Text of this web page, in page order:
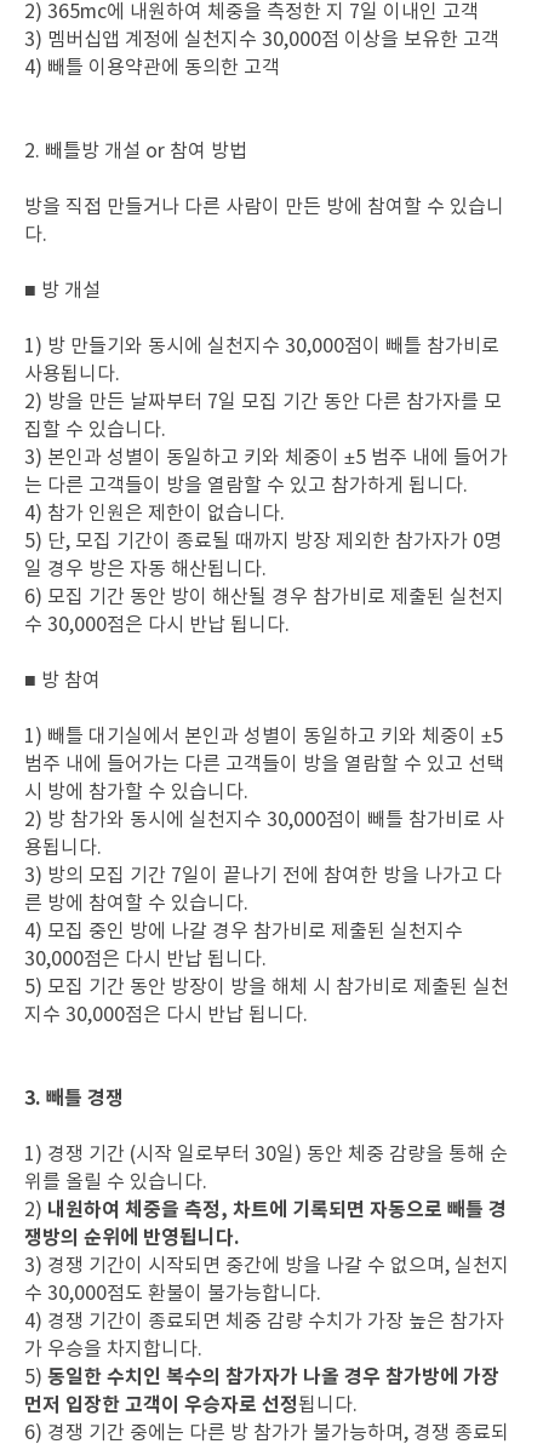
2) 365mc에 내원하여 체중을 측정한 지 7일 이내인 고객
3) 멤버십앱 계정에 실천지수 30,000점 이상을 보유한 고객
4) 빼틀 이용약관에 동의한 고객
2. 빼틀방 개설 or 참여 방법
방을 직접 만들거나 다른 사람이 만든 방에 참여할 수 있습니
다.
■ 방 개설
1) 방 만들기와 동시에 실천지수 30,000점이 빼틀 참가비로
사용됩니다.
2) 방을 만든 날짜부터 7일 모집 기간 동안 다른 참가자를 모
집할 수 있습니다.
3) 본인과 성별이 동일하고 키와 체중이 ±5 범주 내에 들어가
는 다른 고객들이 방을 열람할 수 있고 참가하게 됩니다.
4) 참가 인원은 제한이 없습니다.
5) 단, 모집 기간이 종료될 때까지 방장 제외한 참가자가 0명
일 경우 방은 자동 해산됩니다.
6) 모집 기간 동안 방이 해산될 경우 참가비로 제출된 실천지
수 30,000점은 다시 반납 됩니다.
■ 방 참여
1) 빼틀 대기실에서 본인과 성별이 동일하고 키와 체중이 ±5
범주 내에 들어가는 다른 고객들이 방을 열람할 수 있고 선택
시 방에 참가할 수 있습니다.
2) 방 참가와 동시에 실천지수 30,000점이 빼틀 참가비로 사
용됩니다.
3) 방의 모집 기간 7일이 끝나기 전에 참여한 방을 나가고 다
른 방에 참여할 수 있습니다.
4) 모집 중인 방에 나갈 경우 참가비로 제출된 실천지수
30,000점은 다시 반납 됩니다.
5) 모집 기간 동안 방장이 방을 해체 시 참가비로 제출된 실천
지수 30,000점은 다시 반납 됩니다.
3. 빼틀 경쟁
1) 경쟁 기간 (시작 일로부터 30일) 동안 체중 감량을 통해 순
위를 올릴 수 있습니다.
2) 내원하여 체중을 측정, 차트에 기록되면 자동으로 빼틀 경
쟁방의 순위에 반영됩니다.
3) 경쟁 기간이 시작되면 중간에 방을 나갈 수 없으며, 실천지
수 30,000점도 환불이 불가능합니다.
4) 경쟁 기간이 종료되면 체중 감량 수치가 가장 높은 참가자
가 우승을 차지합니다.
5) 동일한 수치인 복수의 참가자가 나올 경우 참가방에 가장
먼저 입장한 고객이 우승자로 선정됩니다.
6) 경쟁 기간 중에는 다른 방 참가가 불가능하며, 경쟁 종료되